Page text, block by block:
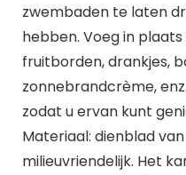
zwembaden te laten
hebben. Voeg in
fruitborden, drankjes,
zonnebrandcrème,
zodat u ervan kunt
Materiaal: dienblad
milieuvriendelijk. Het